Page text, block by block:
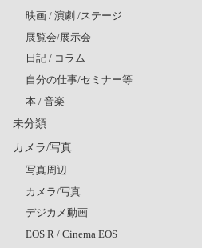
映画 / 演劇 /ステージ
展覧会/展示会
日記 / コラム
自分の仕事/セミナー等
本 / 音楽
未分類
カメラ/写真
写真周辺
カメラ/写真
デジカメ動画
EOS R / Cinema EOS